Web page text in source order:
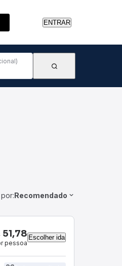
ENTRAR
Recomendado
51,78
pessoa
Escolher ida